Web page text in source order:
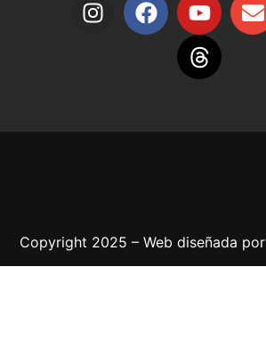
Copyright 2025 – Web diseñada por